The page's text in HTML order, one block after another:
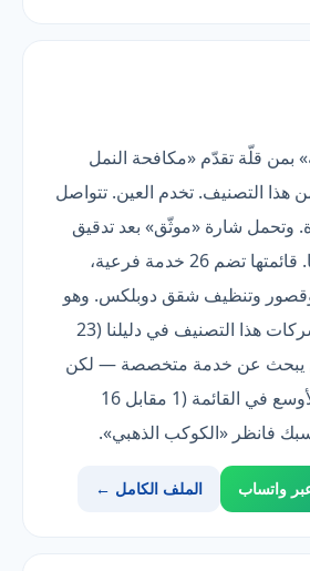
بمن قلّة تقدّم «مكافحة النمل
هذا التصنيف. تخدم العين. تتواصل
وتحمل شارة «موثّق» بعد تدقيق
بياناتها وقناة تواصلها. قائمتها تضم 26 خدمة فرعية،
وتنظيف شقق دوبلكس. وهو
أعلى من متوسط شركات هذا التصنيف في دليلنا (23
يبحث عن خدمة متخصصة — لكن
تغطيتها أضيق من الأوسع في القائمة (1 مقابل 16
فانظر «الكوكب الذهبي».
واتساب الملف الكامل ←